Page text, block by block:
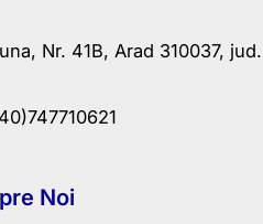
Nr. 41B, Arad 310037, jud.
Noi